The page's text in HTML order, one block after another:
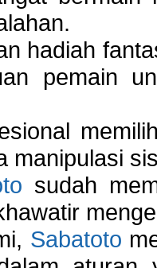
hadiah
pemain
manipulasi
sudah
Sabatoto